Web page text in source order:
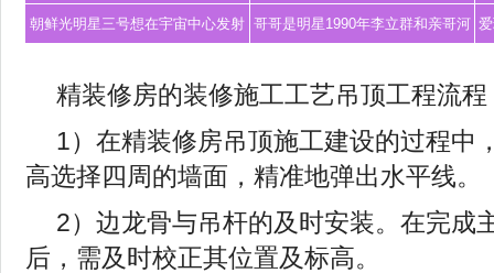
沦为阶下囚 电接口还能
朝鲜光明星三号想在宇宙中心发射 哥哥是明星1990年李立群和亲哥河
精装修房的装修施工工艺吊顶工程流程
1）在精装修房吊顶施工建设的过程中
高选择四周的墙面，精准地弹出水平线。
2）边龙骨与吊杆的及时安装。在完成
后，需及时校正其位置及标高。